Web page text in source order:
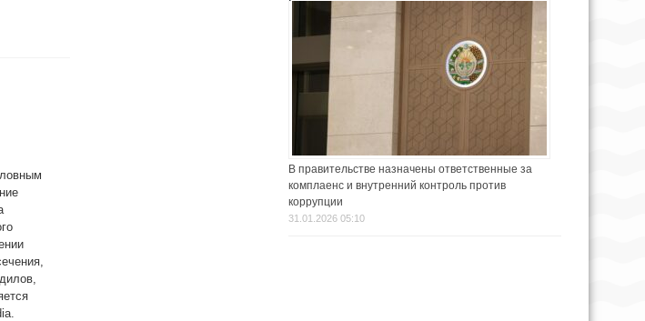
В правительстве назначены ответственные за
комплаенс и внутренний контроль против
коррупции
31.01.2026 05:10